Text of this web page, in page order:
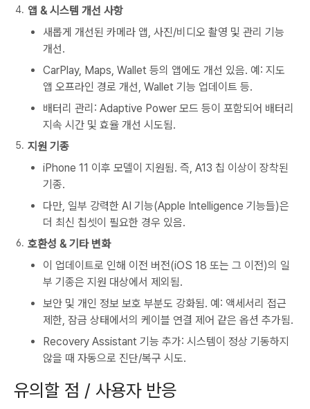
앱 & 시스템 개선 사항
새롭게 개선된 카메라 앱, 사진/비디오 촬영 및 관리 기능
개선.
CarPlay, Maps, Wallet 등의 앱에도 개선 있음. 예: 지도
앱 오프라인 경로 개선, Wallet 기능 업데이트 등.
배터리 관리: Adaptive Power 모드 등이 포함되어 배터리
지속 시간 및 효율 개선 시도됨.
지원 기종
iPhone 11 이후 모델이 지원됨. 즉, A13 칩 이상이 장착된
기종.
다만, 일부 강력한 AI 기능(Apple Intelligence 기능들)은
더 최신 칩셋이 필요한 경우 있음.
호환성 & 기타 변화
이 업데이트로 인해 이전 버전(iOS 18 또는 그 이전)의 일
부 기종은 지원 대상에서 제외됨.
보안 및 개인 정보 보호 부분도 강화됨. 예: 액세서리 접근
제한, 잠금 상태에서의 케이블 연결 제어 같은 옵션 추가됨.
Recovery Assistant 기능 추가: 시스템이 정상 기동하지
않을 때 자동으로 진단/복구 시도.
유의할 점 / 사용자 반응